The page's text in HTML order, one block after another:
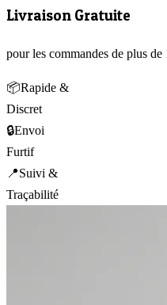
Livraison Gratuite
pour les commandes de plus
📦Rapide &
Discret
🔒Envoi
Furtif
📍Suivi &
Traçabilité